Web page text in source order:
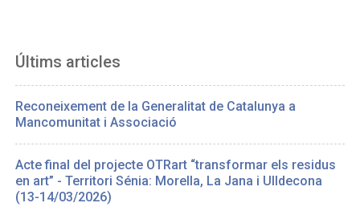
Últims articles
Reconeixement de la Generalitat de Catalunya a
Mancomunitat i Associació
Acte final del projecte OTRart “transformar els residus
en art” - Territori Sénia: Morella, La Jana i Ulldecona
(13-14/03/2026)